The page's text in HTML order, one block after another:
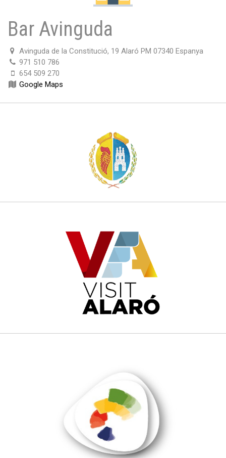
Bar Avinguda
Avinguda de la Constitució, 19 Alaró PM 07340 Espanya
971 510 786
654 509 270
Google Maps